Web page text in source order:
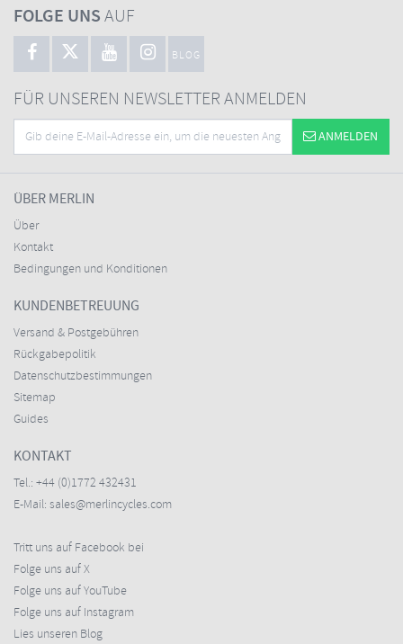
FOLGE UNSAUF
BLOG
FÜR UNSEREN NEWSLETTER ANMELDEN
ANMELDEN
ÜBER MERLIN
Über
Kontakt
Bedingungen und Konditionen
KUNDENBETREUUNG
Versand & Postgebühren
Rückgabepolitik
Datenschutzbestimmungen
Sitemap
Guides
KONTAKT
Tel.: +44 (0)1772 432431
E-Mail: sales@merlincycles.com
Tritt uns auf Facebook bei
Folge uns auf X
Folge uns auf YouTube
Folge uns auf Instagram
Lies unseren Blog